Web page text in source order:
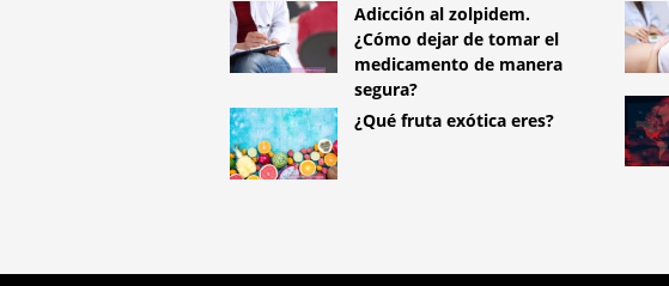
Adicción al zolpidem.
¿Cómo dejar de tomar el
medicamento de manera
segura?
¿Qué fruta exótica eres?